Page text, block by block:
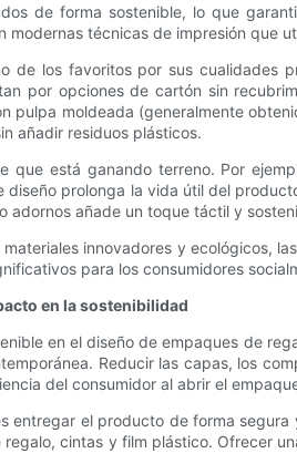
de forma sostenible, lo que
modernas técnicas de impresión que
de los favoritos por sus
por opciones de cartón sin
pulpa moldeada (generalmente
añadir residuos plásticos.
que está ganando terreno. Por
diseño prolonga la vida útil del
adornos añade un toque táctil y
innovadores y ecológicos,
para los consumidores
en la sostenibilidad
en el diseño de empaques de
Reducir las capas, los
del consumidor al abrir el
entregar el producto de forma
cintas y film plástico. Ofrecer